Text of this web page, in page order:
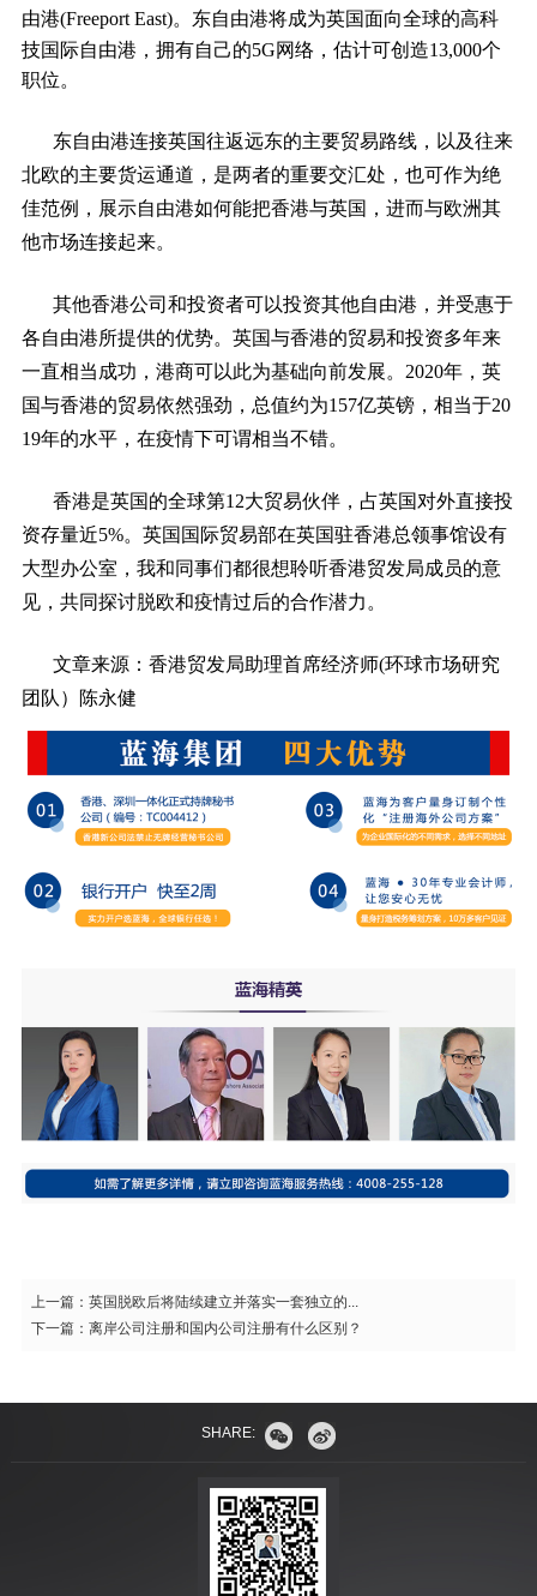
由港(Freeport East)。 东自由港将成为英国面向全球的高科
技国际自由港，拥有自己的5G网络，估计可创造13,000个
职位。
东自由港连接英国往返远东的主要贸易路线，以及往来
北欧的主要货运通道，是两者的重要交汇处，也可作为绝
佳范例，展示自由港如何能把香港与英国，进而与欧洲其
他市场连接起来。
其他香港公司和投资者可以投资其他自由港，并受惠于
各自由港所提供的优势。英国与香港的贸易和投资多年来
一直相当成功，港商可以此为基础向前发展。2020年，英
国与香港的贸易依然强劲，总值约为157亿英镑，相当于20
19年的水平，在疫情下可谓相当不错。
香港是英国的全球第12大贸易伙伴，占英国对外直接投
资存量近5%。英国国际贸易部在英国驻香港总领事馆设有
大型办公室，我和同事们都很想聆听香港贸发局成员的意
见，共同探讨脱欧和疫情过后的合作潜力。
文章来源：香港贸发局助理首席经济师(环球市场研究
团队）陈永健
上一篇： 英国脱欧后将陆续建立并落实一套独立的...
下一篇： 离岸公司注册和国内公司注册有什么区别？
SHARE: